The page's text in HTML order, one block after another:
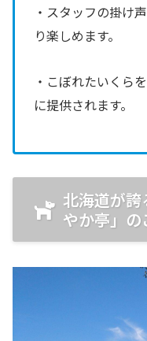
・スタッフの掛け
り楽しめます。
・こぼれたいくら
に提供されます。
北海道が
やか亭」の